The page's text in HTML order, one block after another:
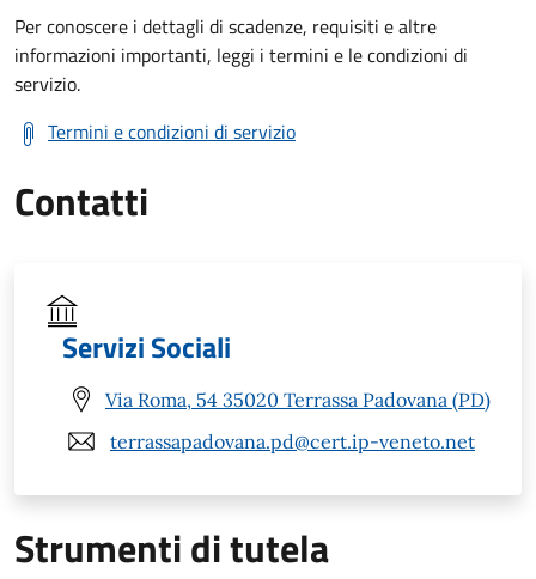
Per conoscere i dettagli di scadenze, requisiti e altre
informazioni importanti, leggi i termini e le condizioni di
servizio.
Termini e condizioni di servizio
Contatti
Servizi Sociali
Via Roma, 54 35020 Terrassa Padovana (PD)
terrassapadovana.pd@cert.ip-veneto.net
Strumenti di tutela